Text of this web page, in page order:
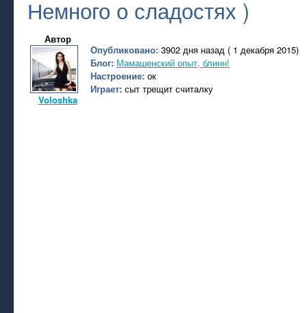
Немного о сладостях )
Автор
Voloshka
Опубликовано: 3902 дня назад ( 1 декабря 2015)
Блог: Мамашенский опыт, блинн!
Настроение: ок
Играет: сыт трещит считалку